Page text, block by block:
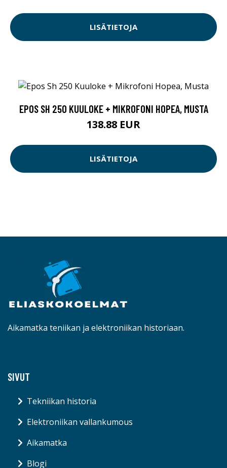
LISÄTIETOJA
EPOS SH 250 KUULOKE + MIKROFONI HOPEA, MUSTA
138.88 EUR
LISÄTIETOJA
Aikamatka teniikan ja elektroniikan historiaan.
SIVUT
Tekniikan historia
Elektroniikan vallankumous
Aikamatka
Blogi